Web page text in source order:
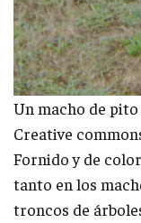
Un macho de
Creative
Fornido y de
tanto en los
troncos de